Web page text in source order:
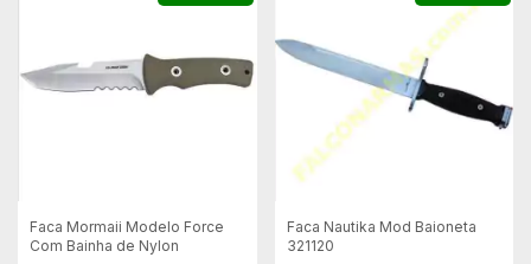
Faca Mormaii Modelo Force
Com Bainha de Nylon
Faca Nautika Mod Baioneta
321120